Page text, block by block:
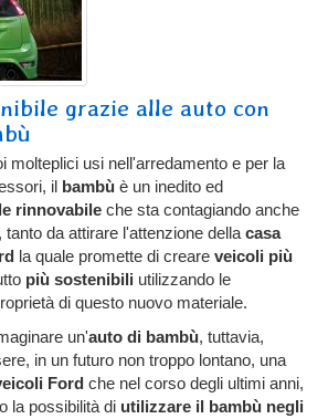
grazie alle auto con
molteplici usi nell'arredamento e per la
il bambù è un inedito ed
rinnovabile che sta contagiando anche
da attirare l'attenzione della casa
la quale promette di creare veicoli più
più sostenibili utilizzando le
di questo nuovo materiale.
un'auto di bambù, tuttavia,
in un futuro non troppo lontano, una
Ford che nel corso degli ultimi anni,
la possibilità di utilizzare il bambù negli